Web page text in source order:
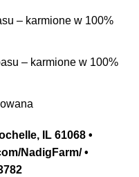
– karmione w 100%
– karmione w 100%
IL 61068 •
NadigFarm/ •